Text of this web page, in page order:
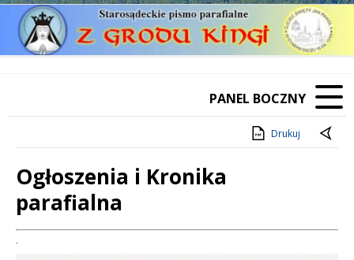
PANEL BOCZNY
Drukuj
Ogłoszenia i Kronika
parafialna
Treść